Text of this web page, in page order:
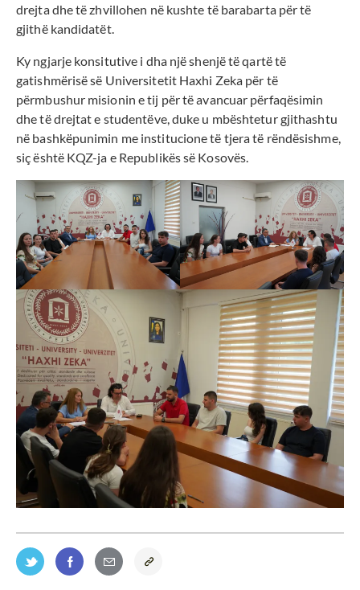
drejta dhe të zhvillohen në kushte të barabarta për të
gjithë kandidatët.
Ky ngjarje konsitutive i dha një shenjë të qartë të
gatishmërisë së Universitetit Haxhi Zeka për të
përmbushur misionin e tij për të avancuar përfaqësimin
dhe të drejtat e studentëve, duke u mbështetur gjithashtu
në bashkëpunimin me institucione të tjera të rëndësishme,
siç është KQZ-ja e Republikës së Kosovës.